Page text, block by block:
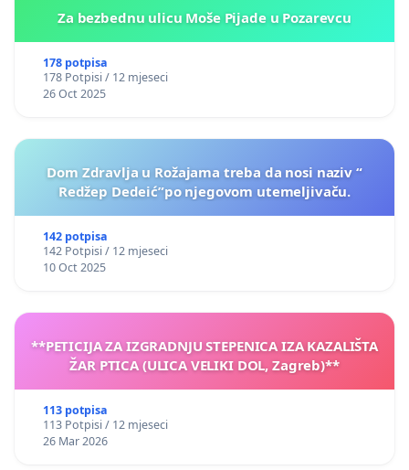
Za bezbednu ulicu Moše Pijade u Pozarevcu
178 potpisa
178 Potpisi / 12 mjeseci
26 Oct 2025
Dom Zdravlja u Rožajama treba da nosi naziv “
Redžep Dedeić”po njegovom utemeljivaču.
142 potpisa
142 Potpisi / 12 mjeseci
10 Oct 2025
**PETICIJA ZA IZGRADNJU STEPENICA IZA KAZALIŠTA
ŽAR PTICA (ULICA VELIKI DOL, Zagreb)**
113 potpisa
113 Potpisi / 12 mjeseci
26 Mar 2026